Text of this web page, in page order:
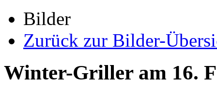
Bilder
Zurück zur Bilder-
Winter-Griller am 16.